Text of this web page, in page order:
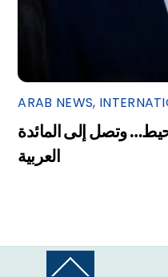
ARAB NEWS,
وتصل إلى المائدة
العربية